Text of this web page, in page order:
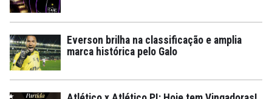
Everson brilha na classificação e amplia
marca histórica pelo Galo